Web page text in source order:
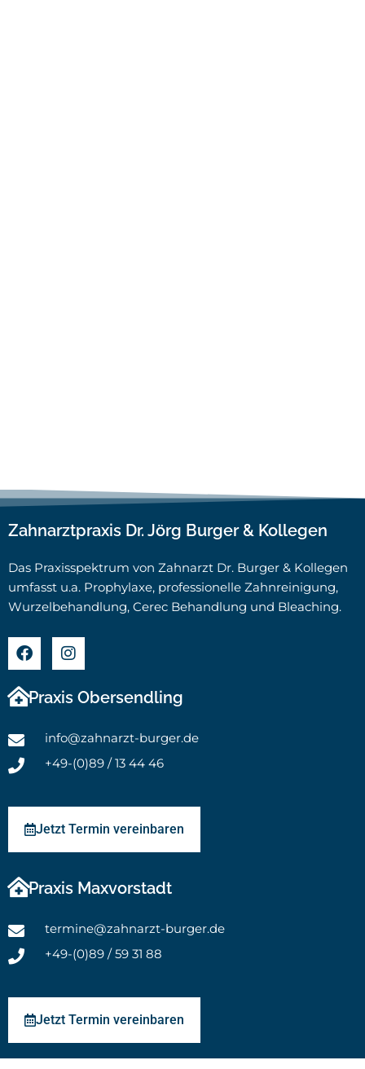
Zahnarztpraxis Dr. Jörg Burger & Kollegen
Das Praxisspektrum von Zahnarzt Dr. Burger & Kollegen
umfasst u.a. Prophylaxe, professionelle Zahnreinigung,
Wurzelbehandlung, Cerec Behandlung und Bleaching.
Praxis Obersendling
info@zahnarzt-burger.de
+49-(0)89 / 13 44 46
Jetzt Termin vereinbaren
Praxis Maxvorstadt
termine@zahnarzt-burger.de
+49-(0)89 / 59 31 88
Jetzt Termin vereinbaren